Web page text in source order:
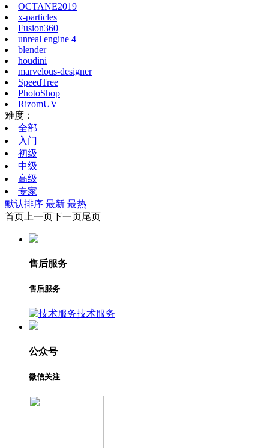
OCTANE2019
x-particles
Fusion360
unreal engine 4
blender
houdini
marvelous-designer
SpeedTree
PhotoShop
RizomUV
难度：
全部
入门
初级
中级
高级
专家
默认排序 最新 最热
首页 上一页下一页尾页
售后服务
售后服务
技术服务
公众号
微信关注